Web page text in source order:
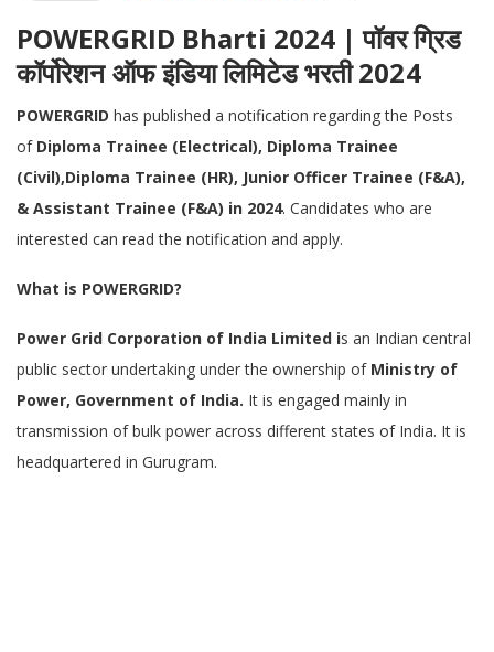
POWERGRID Bharti 2024 | पॉवर ग्रिड
कॉर्पोरेशन ऑफ इंडिया लिमिटेड भरती 2024
POWERGRID has published a notification regarding the Posts
ofDiploma Trainee (Electrical), Diploma Trainee
(Civil),Diploma Trainee (HR), Junior Officer Trainee (F&A),
& Assistant Trainee (F&A) in 2024. Candidates who are
interested can read the notification and apply.
What is POWERGRID?
Power Grid Corporation of India Limited is an Indian central
public sector undertaking under the ownership of Ministry of
Power, Government of India. It is engaged mainly in
transmission of bulk power across different states of India. It is
headquartered in Gurugram.